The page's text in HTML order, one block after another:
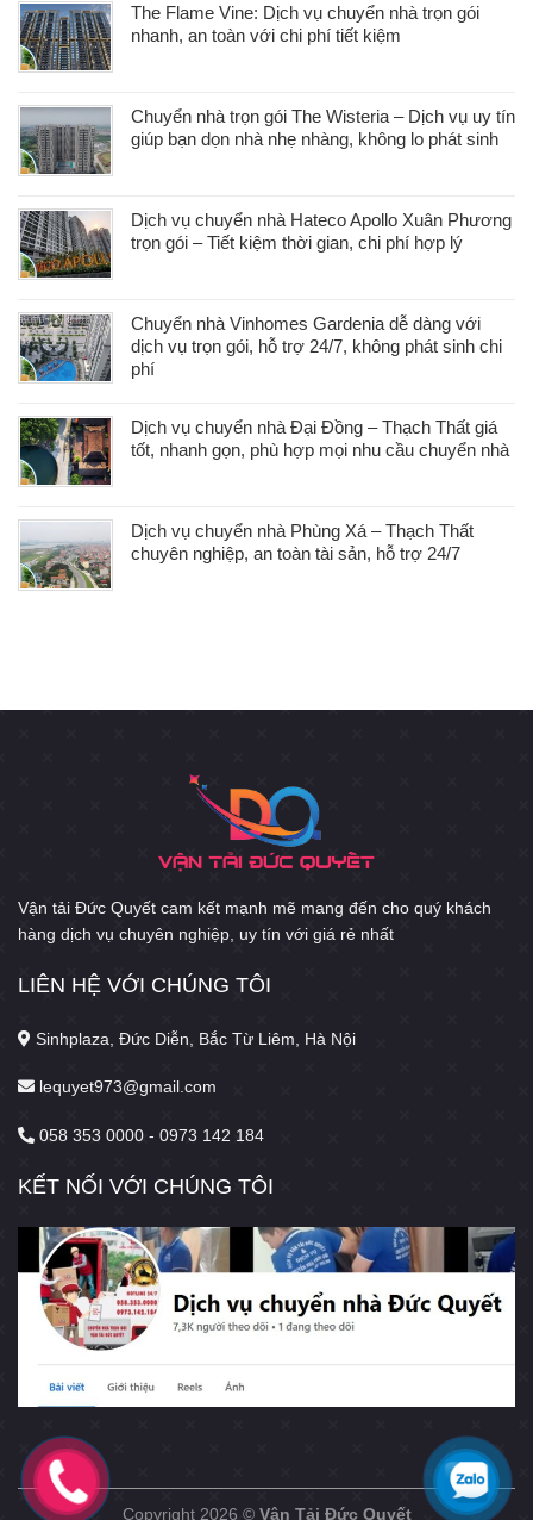
The Flame Vine: Dịch vụ chuyển nhà trọn gói
nhanh, an toàn với chi phí tiết kiệm
Chuyển nhà trọn gói The Wisteria – Dịch vụ uy tín
giúp bạn dọn nhà nhẹ nhàng, không lo phát sinh
Dịch vụ chuyển nhà Hateco Apollo Xuân Phương
trọn gói – Tiết kiệm thời gian, chi phí hợp lý
Chuyển nhà Vinhomes Gardenia dễ dàng với
dịch vụ trọn gói, hỗ trợ 24/7, không phát sinh chi
phí
Dịch vụ chuyển nhà Đại Đồng – Thạch Thất giá
tốt, nhanh gọn, phù hợp mọi nhu cầu chuyển nhà
Dịch vụ chuyển nhà Phùng Xá – Thạch Thất
chuyên nghiệp, an toàn tài sản, hỗ trợ 24/7
Vận tải Đức Quyết cam kết mạnh mẽ mang đến cho quý khách
hàng dịch vụ chuyên nghiệp, uy tín với giá rẻ nhất
LIÊN HỆ VỚI CHÚNG TÔI
Sinhplaza, Đức Diễn, Bắc Từ Liêm, Hà Nội
lequyet973@gmail.com
058 353 0000 - 0973 142 184
KẾT NỐI VỚI CHÚNG TÔI
Copyright 2026 © Vận Tải Đức Quyết